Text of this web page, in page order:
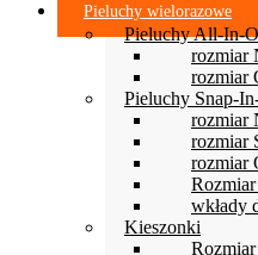
na
Pieluchy wielorazowe
Pieluchy All-In-
rozmiar
rozmiar
Pieluchy Snap-
rozmiar
rozmiar
rozmiar
wkłady
Kieszonki